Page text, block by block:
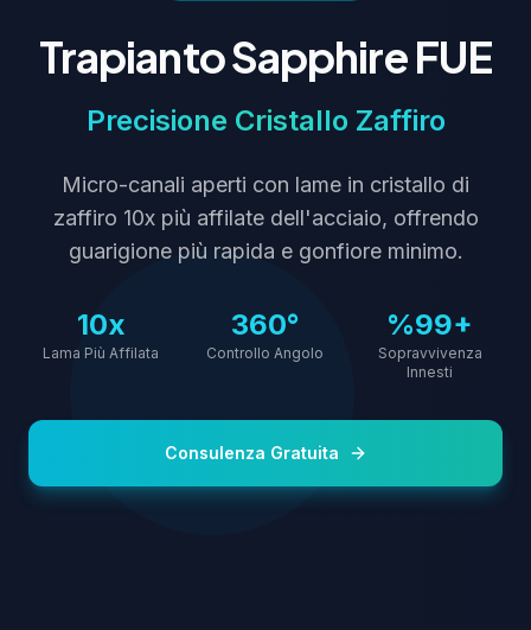
Trapianto Sapphire FUE
Precisione Cristallo Zaffiro
Micro-canali aperti con lame in cristallo di
zaffiro 10x più affilate dell'acciaio, offrendo
guarigione più rapida e gonfiore minimo.
10x
Lama Più Affilata
360°
Controllo Angolo
%99+
Sopravvivenza
Innesti
Consulenza Gratuita